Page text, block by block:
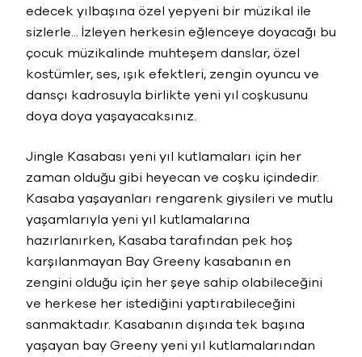
edecek yılbaşına özel yepyeni bir müzikal ile
sizlerle... İzleyen herkesin eğlenceye doyacağı bu
çocuk müzikalinde muhteşem danslar, özel
kostümler, ses, ışık efektleri, zengin oyuncu ve
dansçı kadrosuyla birlikte yeni yıl coşkusunu
doya doya yaşayacaksınız.
Jingle Kasabası yeni yıl kutlamaları için her
zaman olduğu gibi heyecan ve coşku içindedir.
Kasaba yaşayanları rengarenk giysileri ve mutlu
yaşamlarıyla yeni yıl kutlamalarına
hazırlanırken, Kasaba tarafından pek hoş
karşılanmayan Bay Greeny kasabanın en
zengini olduğu için her şeye sahip olabileceğini
ve herkese her istediğini yaptırabileceğini
sanmaktadır. Kasabanın dışında tek başına
yaşayan bay Greeny yeni yıl kutlamalarından